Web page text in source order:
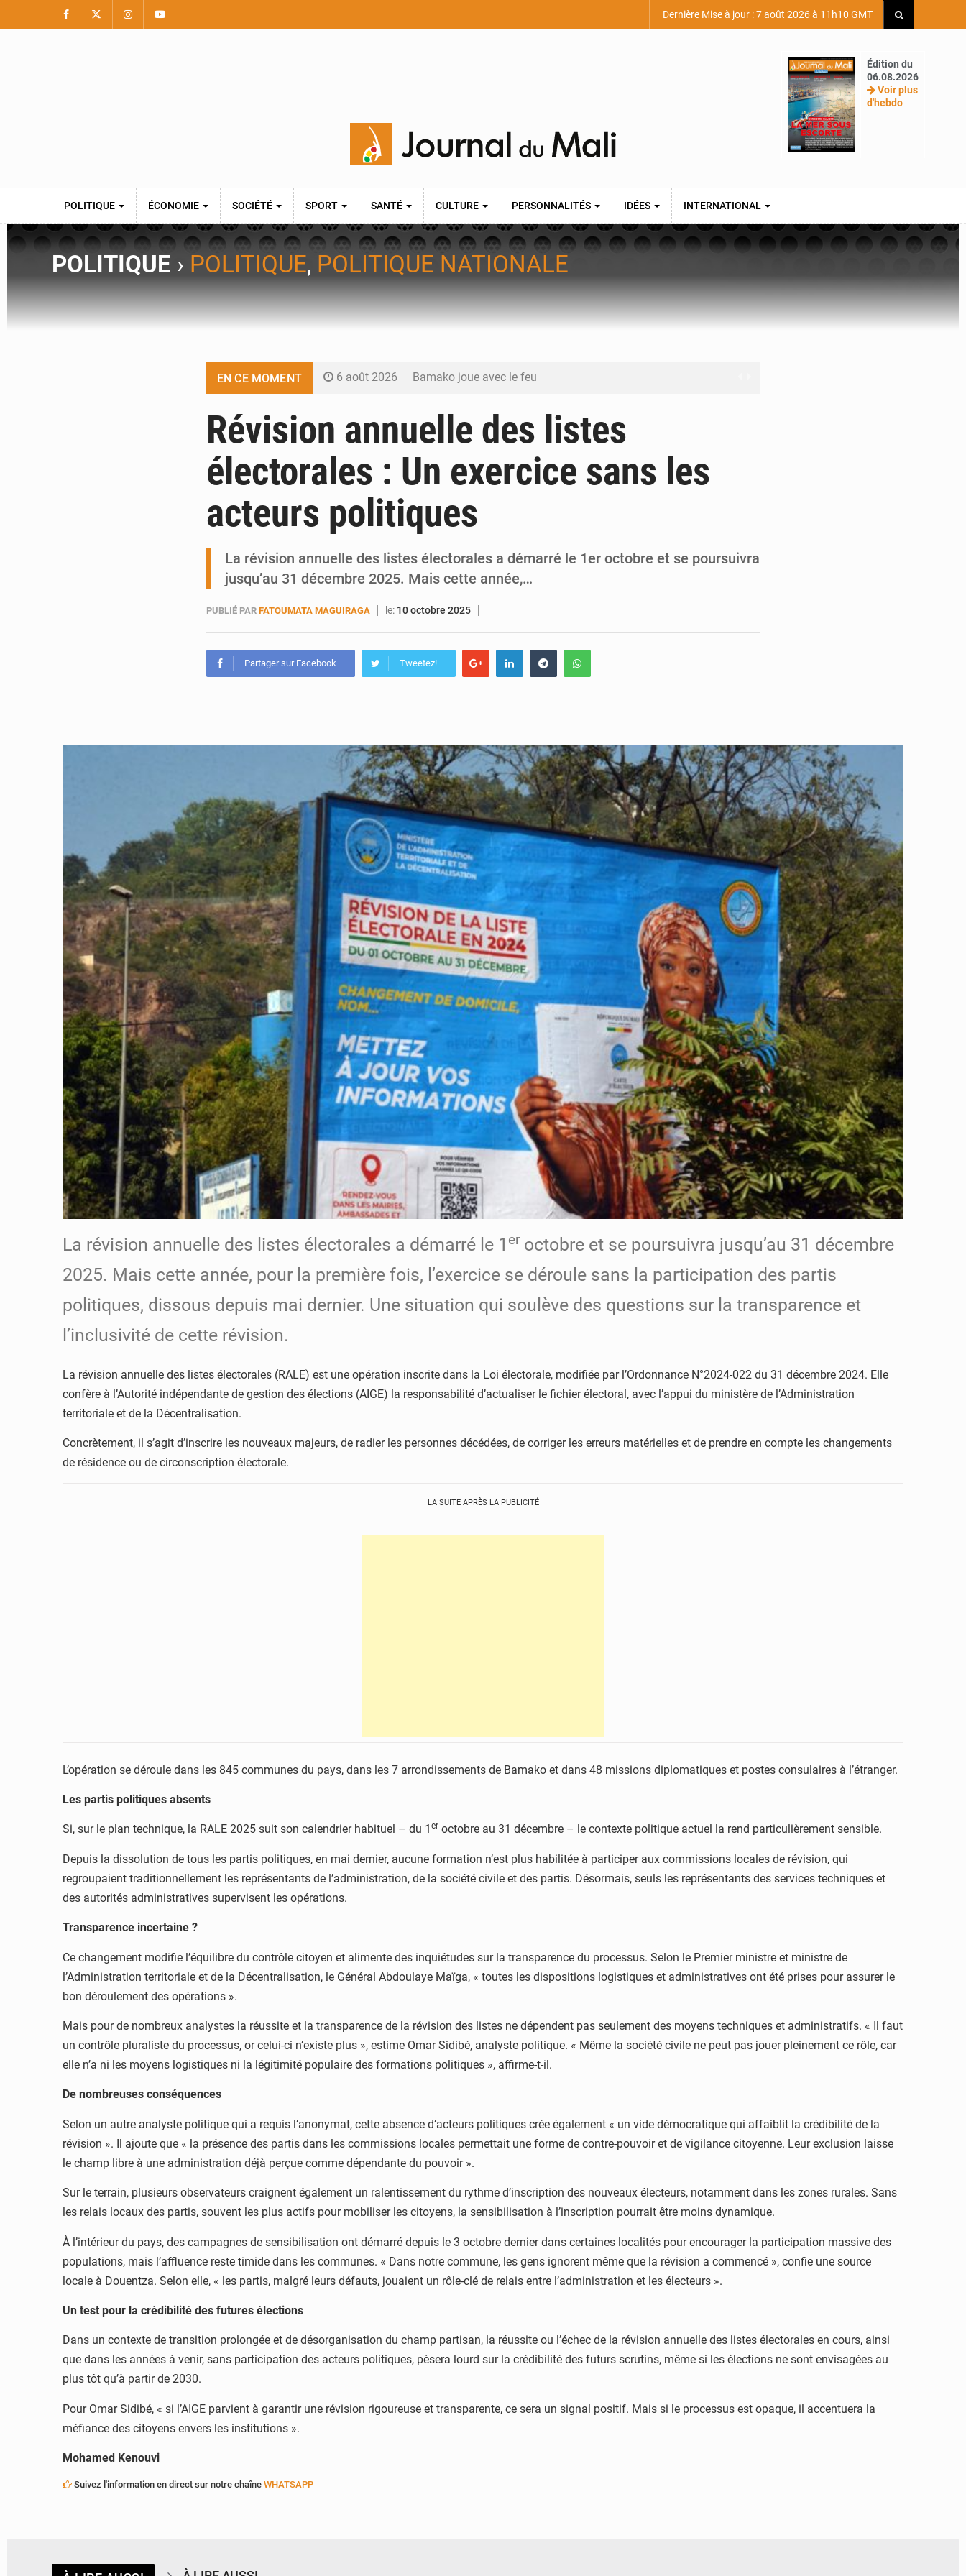
Dernière Mise à jour : 7 août 2026 à 11h10 GMT
Édition du
06.08.2026
Voir plus
d'hebdo
POLITIQUE ÉCONOMIE SOCIÉTÉ SPORT SANTÉ CULTURE PERSONNALITÉS IDÉES INTERNATIONAL
POLITIQUE › POLITIQUE, POLITIQUE NATIONALE
EN CE MOMENT 6 août 2026 Bamako joue avec le feu
6 août 2026 Dr Abdrahamane Tamboura, économiste
6 août 2026 Ports ouest-africains : la bataille du fret sahélien
6 août 2026 AfroBasket U18 : Le Mali défend sa double couronne à Abidjan
Révision annuelle des listes
électorales : Un exercice sans les
acteurs politiques
La révision annuelle des listes électorales a démarré le 1er octobre et se poursuivra
jusqu’au 31 décembre 2025. Mais cette année,…
PUBLIÉ PAR FATOUMATA MAGUIRAGA le: 10 octobre 2025
Partager sur Facebook Tweetez!
La révision annuelle des listes électorales a démarré le 1 er octobre et se poursuivra jusqu’au 31 décembre
2025. Mais cette année, pour la première fois, l’exercice se déroule sans la participation des partis
politiques, dissous depuis mai dernier. Une situation qui soulève des questions sur la transparence et
l’inclusivité de cette révision.
La révision annuelle des listes électorales (RALE) est une opération inscrite dans la Loi électorale, modifiée par l’Ordonnance N°2024-022 du 31 décembre 2024. Elle
confère à l’Autorité indépendante de gestion des élections (AIGE) la responsabilité d’actualiser le fichier électoral, avec l’appui du ministère de l’Administration
territoriale et de la Décentralisation.
Concrètement, il s’agit d’inscrire les nouveaux majeurs, de radier les personnes décédées, de corriger les erreurs matérielles et de prendre en compte les changements
de résidence ou de circonscription électorale.
LA SUITE APRÈS LA PUBLICITÉ
L’opération se déroule dans les 845 communes du pays, dans les 7 arrondissements de Bamako et dans 48 missions diplomatiques et postes consulaires à l’étranger.
Les partis politiques absents
Si, sur le plan technique, la RALE 2025 suit son calendrier habituel – du 1 er octobre au 31 décembre – le contexte politique actuel la rend particulièrement sensible.
Depuis la dissolution de tous les partis politiques, en mai dernier, aucune formation n’est plus habilitée à participer aux commissions locales de révision, qui
regroupaient traditionnellement les représentants de l’administration, de la société civile et des partis. Désormais, seuls les représentants des services techniques et
des autorités administratives supervisent les opérations.
Transparence incertaine ?
Ce changement modifie l’équilibre du contrôle citoyen et alimente des inquiétudes sur la transparence du processus. Selon le Premier ministre et ministre de
l’Administration territoriale et de la Décentralisation, le Général Abdoulaye Maïga, « toutes les dispositions logistiques et administratives ont été prises pour assurer le
bon déroulement des opérations ».
Mais pour de nombreux analystes la réussite et la transparence de la révision des listes ne dépendent pas seulement des moyens techniques et administratifs. « Il faut
un contrôle pluraliste du processus, or celui-ci n’existe plus », estime Omar Sidibé, analyste politique. « Même la société civile ne peut pas jouer pleinement ce rôle, car
elle n’a ni les moyens logistiques ni la légitimité populaire des formations politiques », affirme-t-il.
De nombreuses conséquences
Selon un autre analyste politique qui a requis l’anonymat, cette absence d’acteurs politiques crée également « un vide démocratique qui affaiblit la crédibilité de la
révision ». Il ajoute que « la présence des partis dans les commissions locales permettait une forme de contre-pouvoir et de vigilance citoyenne. Leur exclusion laisse
le champ libre à une administration déjà perçue comme dépendante du pouvoir ».
Sur le terrain, plusieurs observateurs craignent également un ralentissement du rythme d’inscription des nouveaux électeurs, notamment dans les zones rurales. Sans
les relais locaux des partis, souvent les plus actifs pour mobiliser les citoyens, la sensibilisation à l’inscription pourrait être moins dynamique.
À l’intérieur du pays, des campagnes de sensibilisation ont démarré depuis le 3 octobre dernier dans certaines localités pour encourager la participation massive des
populations, mais l’affluence reste timide dans les communes. « Dans notre commune, les gens ignorent même que la révision a commencé », confie une source
locale à Douentza. Selon elle, « les partis, malgré leurs défauts, jouaient un rôle-clé de relais entre l’administration et les électeurs ».
Un test pour la crédibilité des futures élections
Dans un contexte de transition prolongée et de désorganisation du champ partisan, la réussite ou l’échec de la révision annuelle des listes électorales en cours, ainsi
que dans les années à venir, sans participation des acteurs politiques, pèsera lourd sur la crédibilité des futurs scrutins, même si les élections ne sont envisagées au
plus tôt qu’à partir de 2030.
Pour Omar Sidibé, « si l’AIGE parvient à garantir une révision rigoureuse et transparente, ce sera un signal positif. Mais si le processus est opaque, il accentuera la
méfiance des citoyens envers les institutions ».
Mohamed Kenouvi
Suivez l'information en direct sur notre chaîne WHATSAPP